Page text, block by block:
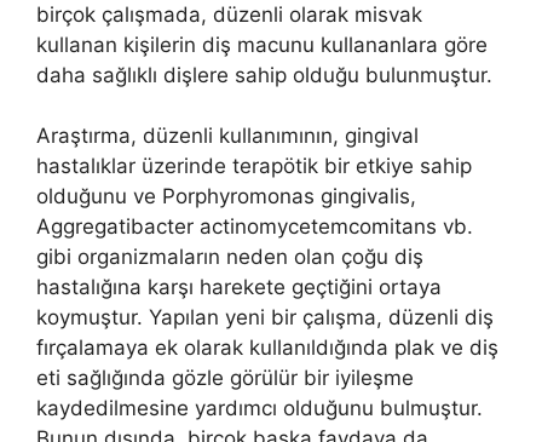
birçok çalışmada, düzenli olarak misvak
kullanan kişilerin diş macunu kullananlara göre
daha sağlıklı dişlere sahip olduğu bulunmuştur.
Araştırma, düzenli kullanımının, gingival
hastalıklar üzerinde terapötik bir etkiye sahip
olduğunu ve Porphyromonas gingivalis,
Aggregatibacter actinomycetemcomitans vb.
gibi organizmaların neden olan çoğu diş
hastalığına karşı harekete geçtiğini ortaya
koymuştur. Yapılan yeni bir çalışma, düzenli diş
fırçalamaya ek olarak kullanıldığında plak ve diş
eti sağlığında gözle görülür bir iyileşme
kaydedilmesine yardımcı olduğunu bulmuştur.